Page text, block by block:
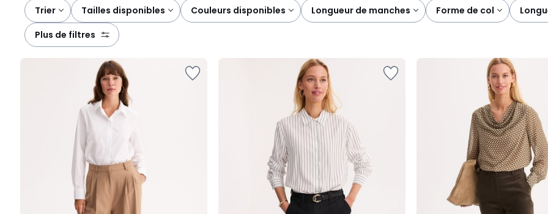
Trier
tailles disponibles couleurs disponibles longueur de manches forme de col
plus de filtres